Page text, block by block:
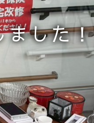
ました！